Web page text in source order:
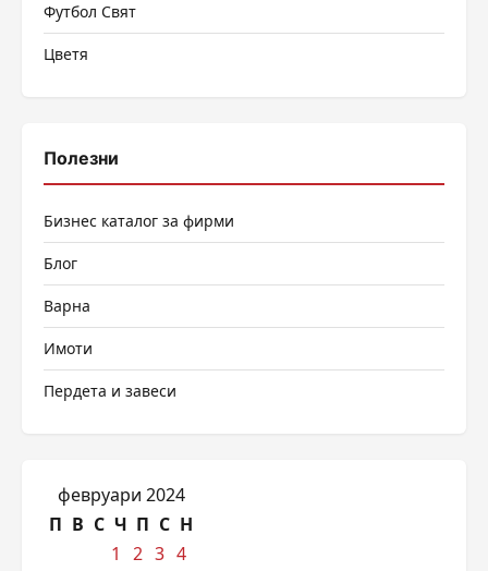
Футбол Свят
Цветя
Полезни
Бизнес каталог за фирми
Блог
Варна
Имоти
Пердета и завеси
февруари 2024
П В С Ч П С Н
1
2 3 4